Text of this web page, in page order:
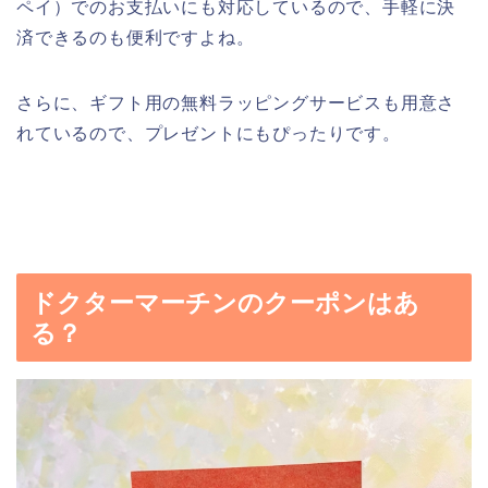
ペイ）でのお支払いにも対応しているので、手軽に決
済できるのも便利ですよね。
さらに、ギフト用の無料ラッピングサービスも用意さ
れているので、プレゼントにもぴったりです。
ドクターマーチンのクーポンはあ
る？